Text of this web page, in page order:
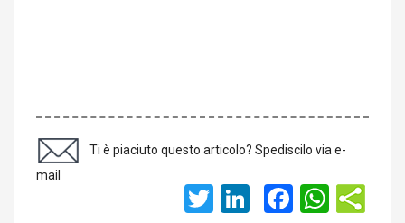
Ti è piaciuto questo articolo? Spediscilo via e-
mail
TwitterLinkedIn